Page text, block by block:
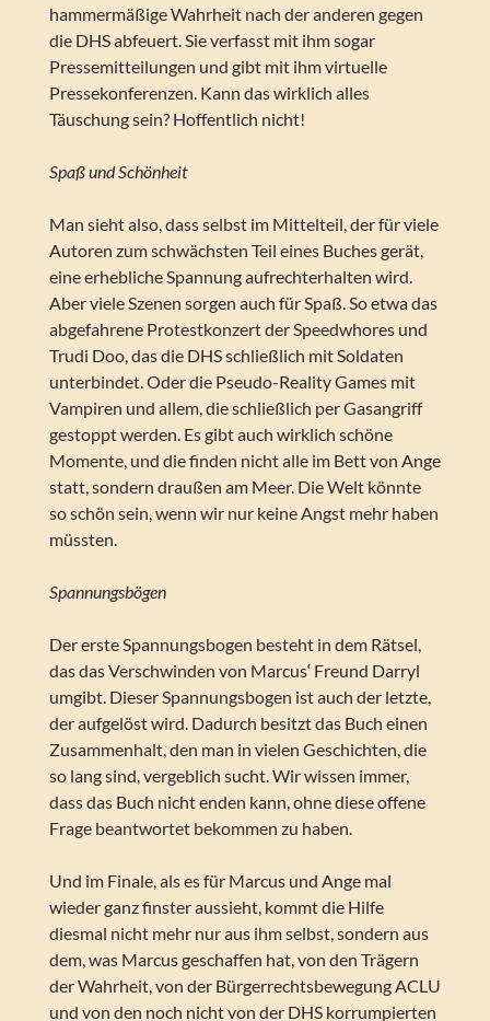
hammermäßige Wahrheit nach der anderen gegen
die DHS abfeuert. Sie verfasst mit ihm sogar
Pressemitteilungen und gibt mit ihm virtuelle
Pressekonferenzen. Kann das wirklich alles
Täuschung sein? Hoffentlich nicht!
Spaß und Schönheit
Man sieht also, dass selbst im Mittelteil, der für viele
Autoren zum schwächsten Teil eines Buches gerät,
eine erhebliche Spannung aufrechterhalten wird.
Aber viele Szenen sorgen auch für Spaß. So etwa das
abgefahrene Protestkonzert der Speedwhores und
Trudi Doo, das die DHS schließlich mit Soldaten
unterbindet. Oder die Pseudo-Reality Games mit
Vampiren und allem, die schließlich per Gasangriff
gestoppt werden. Es gibt auch wirklich schöne
Momente, und die finden nicht alle im Bett von Ange
statt, sondern draußen am Meer. Die Welt könnte
so schön sein, wenn wir nur keine Angst mehr haben
müssten.
Spannungsbögen
Der erste Spannungsbogen besteht in dem Rätsel,
das das Verschwinden von Marcus‘ Freund Darryl
umgibt. Dieser Spannungsbogen ist auch der letzte,
der aufgelöst wird. Dadurch besitzt das Buch einen
Zusammenhalt, den man in vielen Geschichten, die
so lang sind, vergeblich sucht. Wir wissen immer,
dass das Buch nicht enden kann, ohne diese offene
Frage beantwortet bekommen zu haben.
Und im Finale, als es für Marcus und Ange mal
wieder ganz finster aussieht, kommt die Hilfe
diesmal nicht mehr nur aus ihm selbst, sondern aus
dem, was Marcus geschaffen hat, von den Trägern
der Wahrheit, von der Bürgerrechtsbewegung ACLU
und von den noch nicht von der DHS korrumpierten